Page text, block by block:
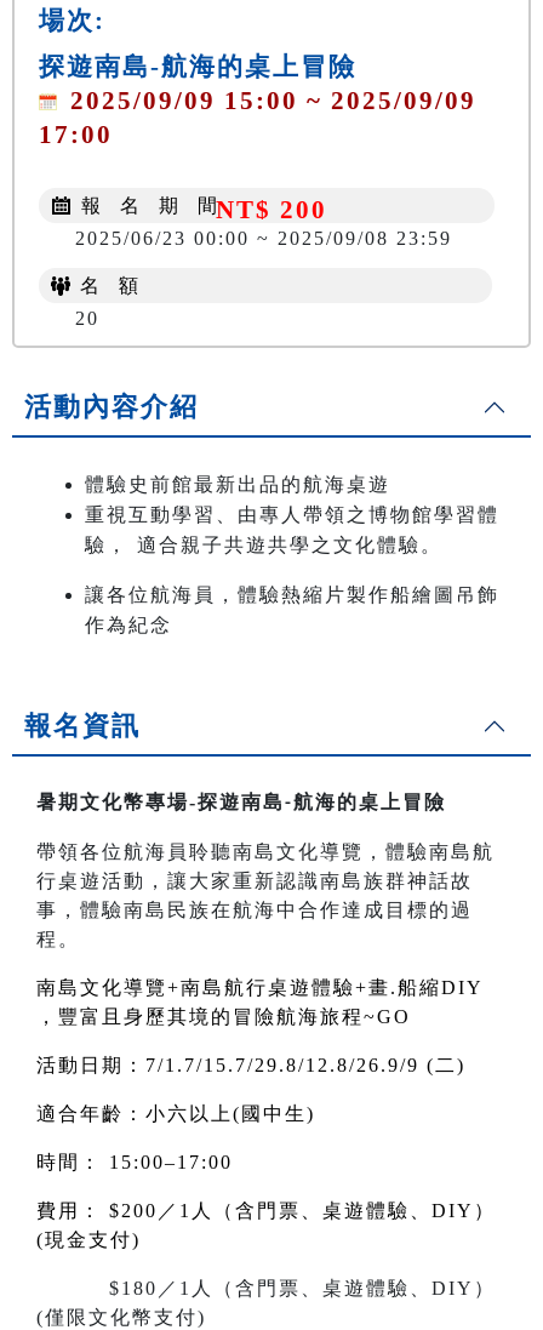
場次:
探遊南島-航海的桌上冒險
2025/09/09 15:00 ~ 2025/09/09
17:00
NT$ 200
報 名 期 間
2025/06/23 00:00 ~ 2025/09/08 23:59
名 額
20
活動內容介紹
體驗史前館最新出品的航海桌遊
重視互動學習、由專人帶領之博物館學習體
驗， 適合親子共遊共學之文化體驗。
讓各位航海員，體驗熱縮片製作船繪圖吊飾
作為紀念
報名資訊
暑期文化幣專場-探遊南島-航海的桌上冒險
帶領各位航海員聆聽南島文化導覽，體驗南島航
行桌遊活動，讓大家重新認識南島族群神話故
事，體驗南島民族在航海中合作達成目標的過
程。
南島文化導覽+南島航行桌遊體驗+畫.船縮DIY
，豐富且身歷其境的冒險航海旅程~GO
活動日期：7/1.7/15.7/29.8/12.8/26.9/9 (二)
適合年齡：小六以上(國中生)
時間： 15:00–17:00
費用： $200／1人（含門票、桌遊體驗、DIY）
(現金支付)
$180／1人（含門票、桌遊體驗、DIY）
(僅限文化幣支付)